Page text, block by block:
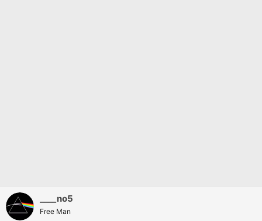
____no5
Free Man